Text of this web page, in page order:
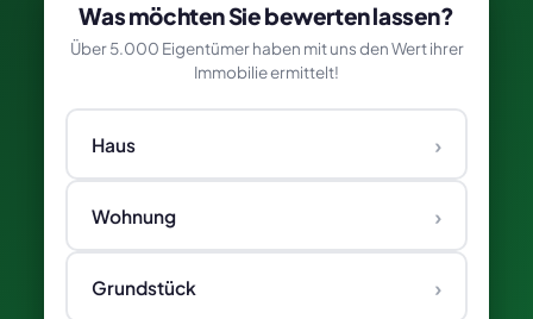
Was möchten Sie bewerten lassen?
Über 5.000 Eigentümer haben mit uns den Wert ihrer
Immobilie ermittelt!
Haus ›
Wohnung ›
Grundstück ›